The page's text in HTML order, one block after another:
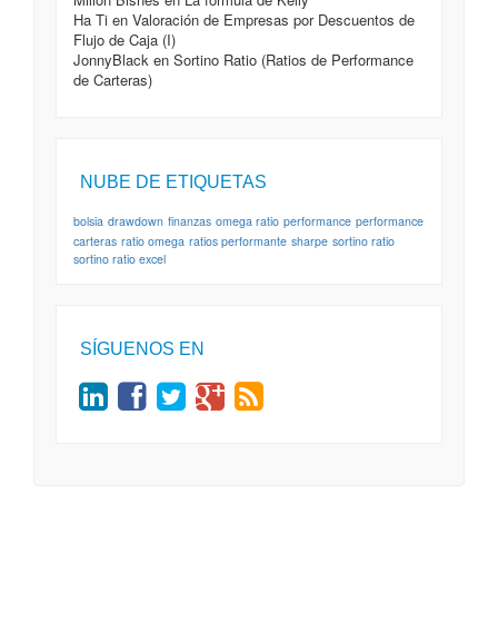
Ha Ti en Valoración de Empresas por Descuentos de
Flujo de Caja (I)
JonnyBlack en Sortino Ratio (Ratios de Performance
de Carteras)
NUBE DE ETIQUETAS
bolsia drawdown finanzas omega ratio performance performance
carteras ratio omega ratios performante sharpe sortino ratio
sortino ratio excel
SÍGUENOS EN